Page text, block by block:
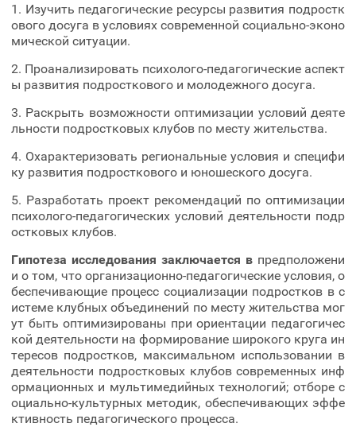
1. Изучить педагогические ресурсы развития подростк
ового досуга в условиях современной социально-эконо
мической ситуации.
2. Проанализировать психолого-педагогические аспект
ы развития подросткового и молодежного досуга.
3. Раскрыть возможности оптимизации условий деяте
льности подростковых клубов по месту жительства.
4. Охарактеризовать региональные условия и специфи
ку развития подросткового и юношеского досуга.
5. Разработать проект рекомендаций по оптимизации
психолого-педагогических условий деятельности подр
остковых клубов.
Гипотеза исследования заключается в предположени
и о том, что организационно-педагогические условия, о
беспечивающие процесс социализации подростков в с
истеме клубных объединений по месту жительства мог
ут быть оптимизированы при ориентации педагогичес
кой деятельности на формирование широкого круга ин
тересов подростков, максимальном использовании в
деятельности подростковых клубов современных инф
ормационных и мультимедийных технологий; отборе с
оциально-культурных методик, обеспечивающих эффе
ктивность педагогического процесса.